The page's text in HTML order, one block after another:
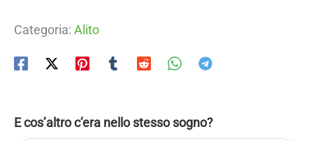
Categoria: Alito
E cos’altro c’era nello stesso sogno?